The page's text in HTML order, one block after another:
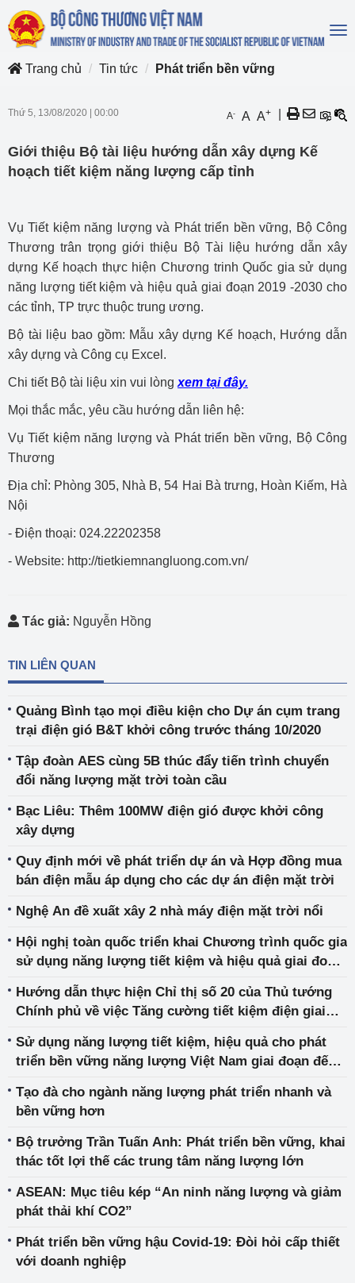
Trang chủ
Tin tức Phát triển bền vững
Thứ 5, 13/08/2020 00:00 A- A A+
Giới thiệu Bộ tài liệu hướng dẫn xây dựng Kế
hoạch tiết kiệm năng lượng cấp tỉnh
Vụ Tiết kiệm năng lượng và Phát triển bền vững, Bộ Công
Thương trân trọng giới thiệu Bộ Tài liệu hướng dẫn xây
dựng Kế hoạch thực hiện Chương trinh Quốc gia sử dụng
năng lượng tiết kiệm và hiệu quả giai đoạn 2019 -2030 cho
các tỉnh, TP trực thuộc trung ương.
Bộ tài liệu bao gồm: Mẫu xây dựng Kế hoạch, Hướng dẫn
xây dựng và Công cụ Excel.
Chi tiết Bộ tài liệu xin vui lòng xem tại đây.
Mọi thắc mắc, yêu cầu hướng dẫn liên hệ:
Vụ Tiết kiệm năng lượng và Phát triển bền vững, Bộ Công
Thương
Địa chỉ: Phòng 305, Nhà B, 54 Hai Bà trưng, Hoàn Kiếm, Hà
Nội
- Điện thoại: 024.22202358
- Website: http://tietkiemnangluong.com.vn/
Tác giả: Nguyễn Hồng
TIN LIÊN QUAN
Quảng Bình tạo mọi điều kiện cho Dự án cụm trang
trại điện gió B&T khởi công trước tháng 10/2020
Tập đoàn AES cùng 5B thúc đẩy tiến trình chuyển
đổi năng lượng mặt trời toàn cầu
Bạc Liêu: Thêm 100MW điện gió được khởi công
xây dựng
Quy định mới về phát triển dự án và Hợp đồng mua
bán điện mẫu áp dụng cho các dự án điện mặt trời
Nghệ An đề xuất xây 2 nhà máy điện mặt trời nổi
Hội nghị toàn quốc triển khai Chương trình quốc gia
sử dụng năng lượng tiết kiệm và hiệu quả giai đoạn
Hướng dẫn thực hiện Chỉ thị số 20 của Thủ tướng
Chính phủ về việc Tăng cường tiết kiệm điện giai
Sử dụng năng lượng tiết kiệm, hiệu quả cho phát
triển bền vững năng lượng Việt Nam giai đoạn đến
Tạo đà cho ngành năng lượng phát triển nhanh và
bền vững hơn
Bộ trưởng Trần Tuấn Anh: Phát triển bền vững, khai
thác tốt lợi thế các trung tâm năng lượng lớn
ASEAN: Mục tiêu kép “An ninh năng lượng và giảm
phát thải khí CO2”
Phát triển bền vững hậu Covid-19: Đòi hỏi cấp thiết
với doanh nghiệp